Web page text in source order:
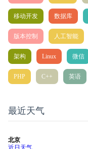
移动开发 数据库
版本控制 人工智能
架构 Linux 微信
PHP C++ 英语
最近天气